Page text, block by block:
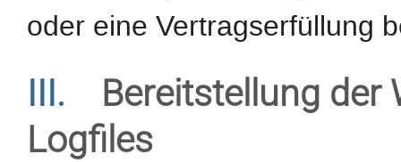
oder eine Vertragserfüllung
III.
Bereitstellung der
Logfiles